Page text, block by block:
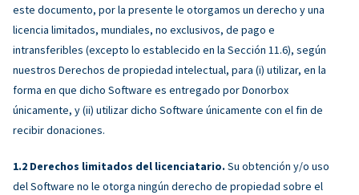
este documento, por la presente le otorgamos un derecho y una
licencia limitados, mundiales, no exclusivos, de pago e
intransferibles (excepto lo establecido en la Sección 11.6), según
nuestros Derechos de propiedad intelectual, para (i) utilizar, en la
forma en que dicho Software es entregado por Donorbox
únicamente, y (ii) utilizar dicho Software únicamente con el fin de
recibir donaciones.
Derechos limitados del licenciatario. Su obtención y/o uso
del Software no le otorga ningún derecho de propiedad sobre el